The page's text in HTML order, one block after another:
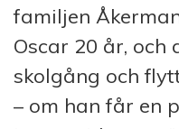
familjen
Oscar 20 år, och
skolgång och
– om han får en